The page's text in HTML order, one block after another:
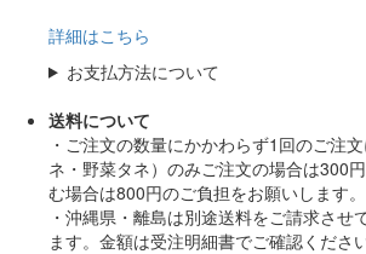
詳細はこちら
お支払方法について
送料について
・ご注文の数量にかかわらず1回のご注
ネ・野菜タネ）のみご注文の場合は300
む場合は800円のご負担をお願いします。
・沖縄県・離島は別途送料をご請求させ
ます。金額は受注明細書でご確認ください